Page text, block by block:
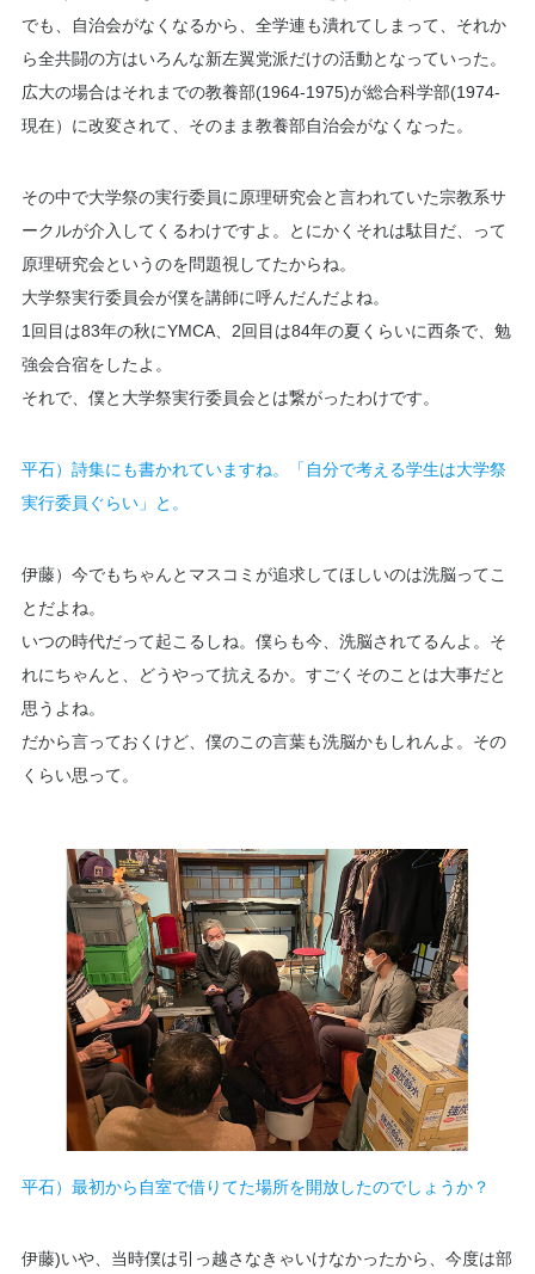
でも、自治会がなくなるから、全学連も潰れてしまって、それか
ら全共闘の方はいろんな新左翼党派だけの活動となっていった。
広大の場合はそれまでの教養部(1964-1975)が総合科学部(1974-
現在）に改変されて、そのまま教養部自治会がなくなった。
その中で大学祭の実行委員に原理研究会と言われていた宗教系サ
ークルが介入してくるわけですよ。とにかくそれは駄目だ、って
原理研究会というのを問題視してたからね。
大学祭実行委員会が僕を講師に呼んだんだよね。
1回目は83年の秋にYMCA、2回目は84年の夏くらいに西条で、勉
強会合宿をしたよ。
それで、僕と大学祭実行委員会とは繋がったわけです。
平石）詩集にも書かれていますね。「自分で考える学生は大学祭
実行委員ぐらい」と。
伊藤）今でもちゃんとマスコミが追求してほしいのは洗脳ってこ
とだよね。
いつの時代だって起こるしね。僕らも今、洗脳されてるんよ。そ
れにちゃんと、どうやって抗えるか。すごくそのことは大事だと
思うよね。
だから言っておくけど、僕のこの言葉も洗脳かもしれんよ。その
くらい思って。
平石）最初から自室で借りてた場所を開放したのでしょうか？
伊藤)いや、当時僕は引っ越さなきゃいけなかったから、今度は部